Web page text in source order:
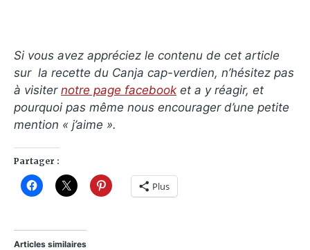
Si vous avez appréciez le contenu de cet article
sur la recette du Canja cap-verdien, n’hésitez pas
à visiter notre page facebook et a y réagir, et
pourquoi pas même nous encourager d’une petite
mention « j’aime ».
Partager :
Plus
Articles similaires